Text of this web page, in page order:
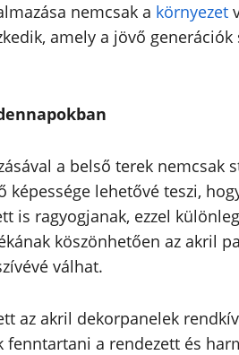
nemcsak a környezet
amely a jövő generációk
a belső terek nemcsak
képessége lehetővé teszi,
is ragyogjanak, ezzel
köszönhetően az akril
válhat.
az akril dekorpanelek
fenntartani a rendezett és